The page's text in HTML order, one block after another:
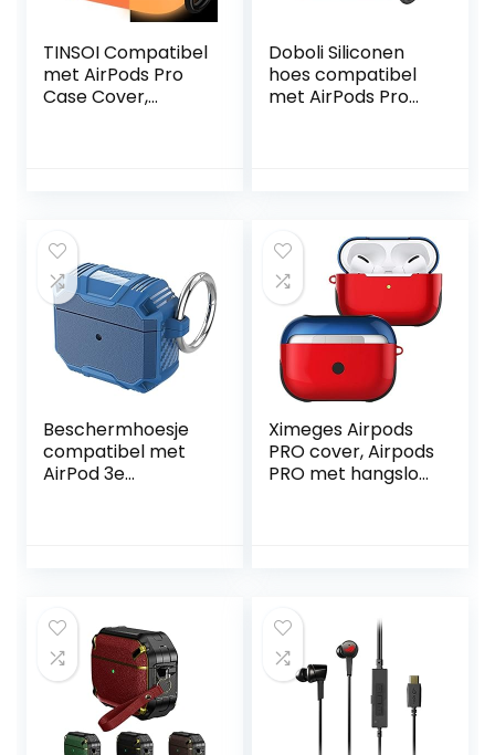
TINSOI Compatibel
met AirPods Pro
Case Cover,
Doboli Siliconen
hoes compatibel
met AirPods Pro
Beschermhoesje
compatibel met
AirPod 3e
LED frontaal
zichtbaar, blauw
Ximeges Airpods
PRO cover, Airpods
PRO met hangslot,